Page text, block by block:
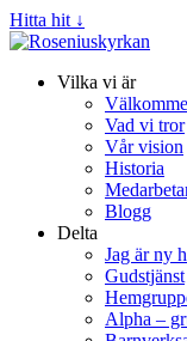
Hitta hit ↓
Vilka vi är
Vad vi tror
Vår vision
Historia
Blogg
Delta
Jag är ny
Gudstjänst
Alpha –